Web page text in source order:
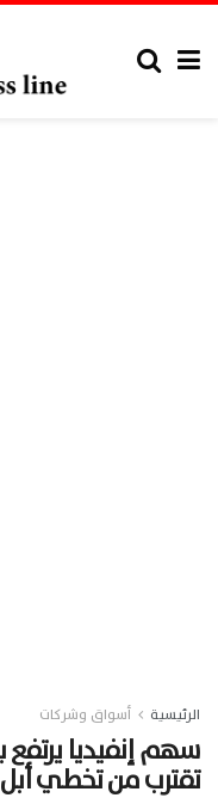
الرئيسية أسواق وشركات
تقترب من تخطي أبل